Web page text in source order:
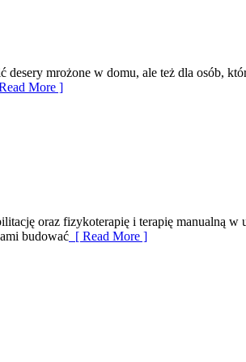
mrożone w domu, ale też dla osób,
More ]
oraz fizykoterapię i terapię manualną w
budować [ Read More ]